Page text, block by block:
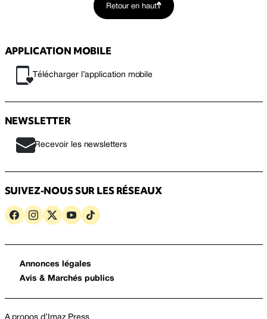
Retour en haut
APPLICATION MOBILE
Télécharger l’application mobile
NEWSLETTER
Recevoir les newsletters
SUIVEZ-NOUS SUR LES RÉSEAUX
Annonces légales
Avis & Marchés publics